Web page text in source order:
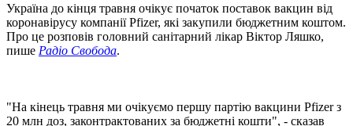
Україна до кінця травня очікує початок поставок вакцин від
коронавірусу компанії Pfizer, які закупили бюджетним коштом.
Про це розповів головний санітарний лікар Віктор Ляшко,
пише Радіо Свобода.
"На кінець травня ми очікуємо першу партію вакцини Pfizer з
20 млн доз, законтрактованих за бюджетні кошти", - сказав